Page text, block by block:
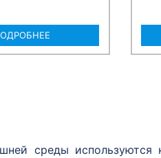
среды